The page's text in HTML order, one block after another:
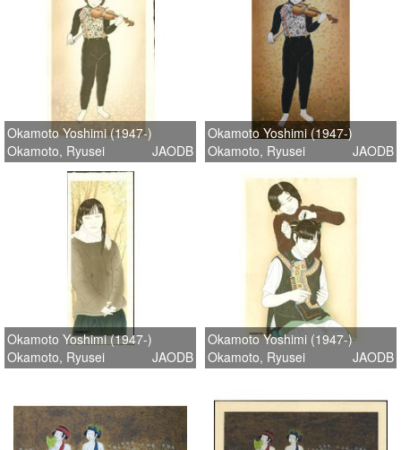
Okamoto Yoshimi (1947-)
Okamoto, Ryusei
JAODB
Okamoto Yoshimi (1947-)
Okamoto, Ryusei
JAODB
Okamoto Yoshimi (1947-)
Okamoto, Ryusei
JAODB
Okamoto Yoshimi (1947-)
Okamoto, Ryusei
JAODB